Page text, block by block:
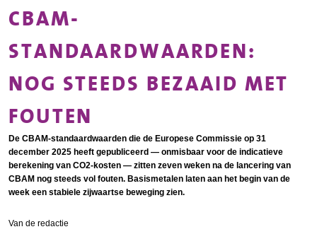
CBAM-
STANDAARDWAARDEN:
NOG STEEDS BEZAAID MET
FOUTEN
De CBAM-standaardwaarden die de Europese Commissie op 31
december 2025 heeft gepubliceerd — onmisbaar voor de indicatieve
berekening van CO2-kosten — zitten zeven weken na de lancering van
CBAM nog steeds vol fouten. Basismetalen laten aan het begin van de
week een stabiele zijwaartse beweging zien.
Van de redactie